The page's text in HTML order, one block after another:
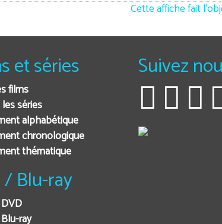
Cette affiche fait
et séries
films
séries
alphabétique
chronologique
thématique
/ Blu-ray
ray
Suivez